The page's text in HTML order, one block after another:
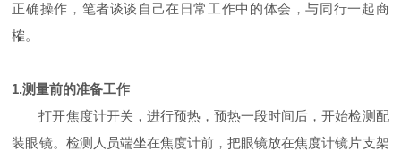
正确操作，笔者谈谈自己在日常工作中的体会，与同行一起商
榷。
1.测量前的准备工作
打开焦度计开关，进行预热，预热一段时间后，开始检测配
装眼镜。检测人员端坐在焦度计前，把眼镜放在焦度计镜片支架